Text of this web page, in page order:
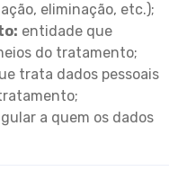
eliminação, etc.);
entidade que
do tratamento;
trata dados pessoais
a quem os dados